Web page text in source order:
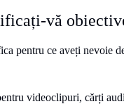
vă
pentru ce aveți nevoie
videoclipuri, cărți